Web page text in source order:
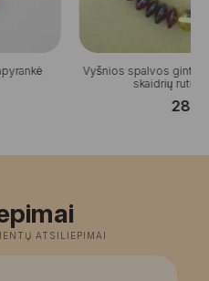
Vyšnios spalvos
skaidrių
ATSILIEPIMAI